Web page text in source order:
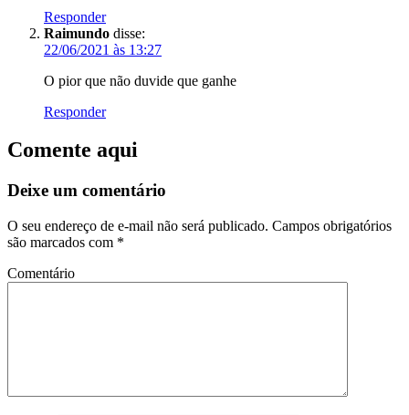
Responder
Raimundo disse:
22/06/2021 às 13:27
O pior que não duvide que ganhe
Responder
Comente aqui
Deixe um comentário
O seu endereço de e-mail não será publicado. Campos obrigatórios
são marcados com *
Comentário